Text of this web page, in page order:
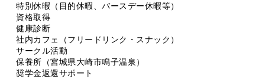
特別休暇（目的休暇、バースデー休暇等）
資格取得
健康診断
社内カフェ（フリードリンク・スナック）
サークル活動
保養所（宮城県大崎市鳴子温泉）
奨学金返還サポート